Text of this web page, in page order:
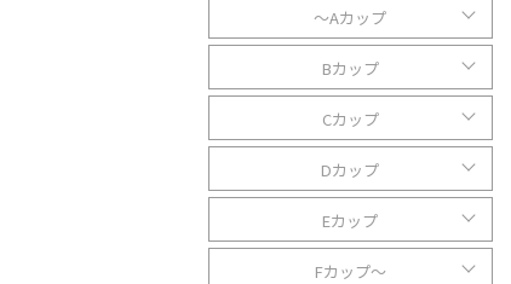
～Aカップ
Bカップ
Cカップ
Dカップ
Eカップ
Fカップ～